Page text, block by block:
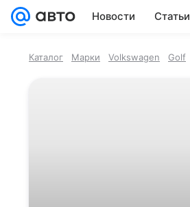
Новости Статьи
Каталог Марки Volkswagen Golf